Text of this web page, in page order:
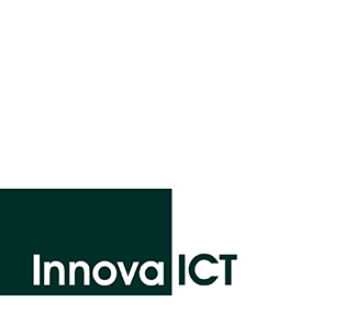
Innova ICT S.r.l.